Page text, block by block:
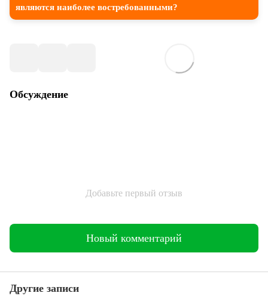
являются наиболее востребованными?
Обсуждение
Добавьте первый отзыв
Новый комментарий
Другие записи